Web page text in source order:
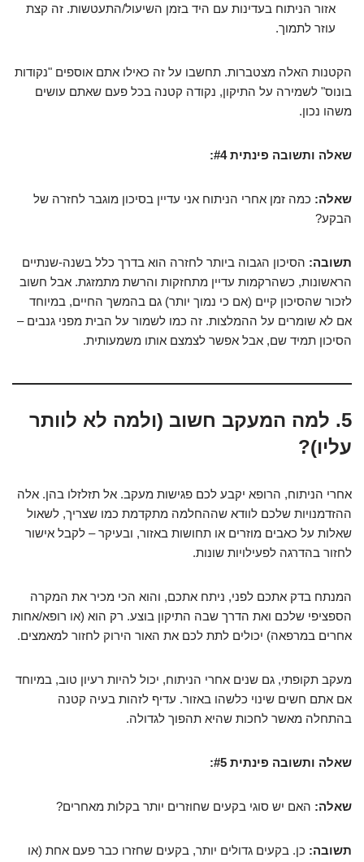
אזור הניתוח בעדינות עם היד בזמן השיעול/התעטשות. זה קצת
עוזר לתמוך.
הקטנות האלה מצטברות. תחשבו על זה כאילו אתם אוספים "נקודות
בונוס" לשמירה על התיקון, נקודה קטנה בכל פעם שאתם עושים
משהו נכון.
שאלה ותשובה פינתית #4:
שאלה: כמה זמן אחרי הניתוח אני עדיין בסיכון מוגבר לחזרה של
הבקע?
תשובה: הסיכון הגבוה ביותר לחזרה הוא בדרך כלל בשנה-שנתיים
הראשונות, כשהרקמות עדיין מתחזקות והרשת מתמזגת. אבל חשוב
לזכור שהסיכון קיים (אם כי נמוך יותר) גם בהמשך החיים, במיוחד
אם לא שומרים על ההמלצות. זה כמו לשמור על הבית מפני גנבים –
הסיכון תמיד שם, אבל אפשר לצמצם אותו משמעותית.
5. למה המעקב חשוב (ולמה לא לוותר
עליו)?
אחרי הניתוח, הרופא יקבע לכם פגישות מעקב. אל תזלזלו בהן. אלה
ההזדמנויות שלכם לוודא שההחלמה מתקדמת כמו שצריך, לשאול
שאלות על כאבים מוזרים או תחושות באזור, ובעיקר – לקבל אישור
לחזור בהדרגה לפעילויות שונות.
המנתח בדק אתכם לפני, ניתח אתכם, והוא הכי מכיר את המקרה
הספציפי שלכם ואת הדרך שבה התיקון בוצע. רק הוא (או רופא/אחות
אחרים במרפאה) יכולים לתת לכם את האור הירוק לחזור למאמצים.
מעקב תקופתי, גם שנים אחרי הניתוח, יכול להיות רעיון טוב, במיוחד
אם אתם חשים שינוי כלשהו באזור. עדיף לזהות בעיה קטנה
בהתחלה מאשר לחכות שהיא תהפוך לגדולה.
שאלה ותשובה פינתית #5:
שאלה: האם יש סוגי בקעים שחוזרים יותר בקלות מאחרים?
תשובה: כן. בקעים גדולים יותר, בקעים שחזרו כבר פעם אחת (או